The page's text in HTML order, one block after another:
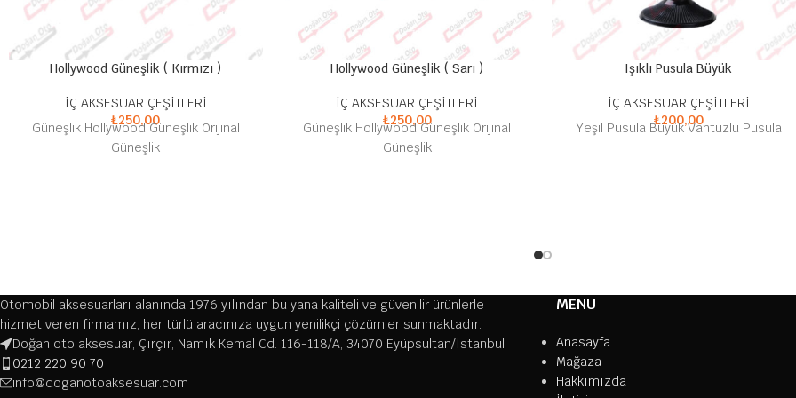
Hollywood Güneşlik ( Kırmızı )
İÇ AKSESUAR ÇEŞİTLERİ
₺250,00
Güneşlik Hollywood Güneşlik Orijinal
Güneşlik
Hollywood Güneşlik ( Sarı )
İÇ AKSESUAR ÇEŞİTLERİ
₺250,00
Güneşlik Hollywood Güneşlik Orijinal
Güneşlik
Işıklı Pusula Büyük
İÇ AKSESUAR ÇEŞİTLERİ
₺200,00
Yeşil Pusula Büyük Vantuzlu Pusula
Otomobil aksesuarları alanında 1976 yılından bu yana kaliteli ve güvenilir ürünlerle
hizmet veren firmamız, her türlü aracınıza uygun yenilikçi çözümler sunmaktadır.
Doğan oto aksesuar, Çırçır, Namık Kemal Cd. 116-118/A, 34070 Eyüpsultan/İstanbul
0212 220 90 70
info@doganotoaksesuar.com
MENU
Anasayfa
Mağaza
Hakkımızda